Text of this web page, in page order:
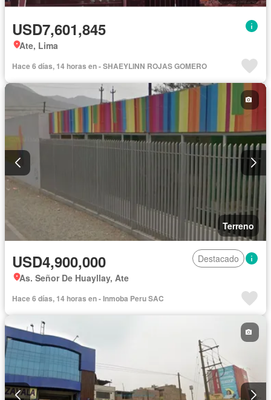
USD7,601,845
Ate, Lima
Hace 6 días, 14 horas en - SHAEYLINN ROJAS GOMERO
Terreno
USD4,900,000
Destacado
As. Señor De Huayllay, Ate
Hace 6 días, 14 horas en - Inmoba Peru SAC